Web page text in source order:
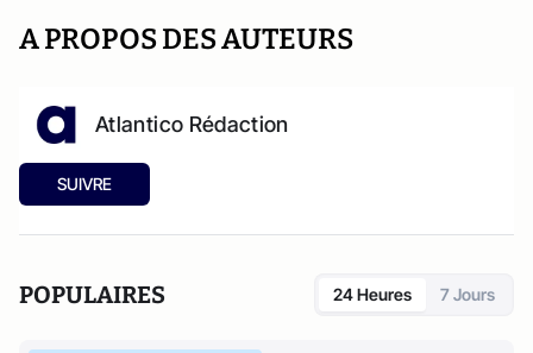
A PROPOS DES AUTEURS
Atlantico Rédaction
SUIVRE
POPULAIRES 24 Heures 7 Jours